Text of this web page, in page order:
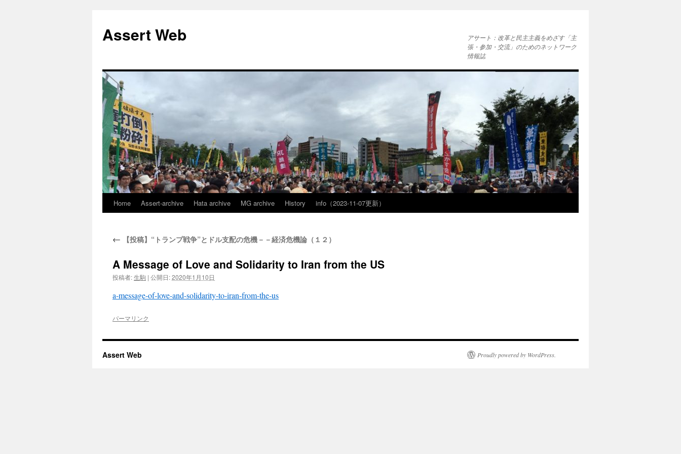
テ
ン
ス
キ
ッ
プ
Assert Web
アサート：改革と民主主義をめざす「主
張・参加・交流」のためのネットワーク
情報誌
Home Assert-archive Hata archive MG archive History info（2023-11-07更新）
← 【投稿】“トランプ戦争”とドル支配の危機－－経済危機論（１２）
A Message of Love and Solidarity to Iran from the US
投稿者:生駒 | 公開日:2020年1月10日
a-message-of-love-and-solidarity-to-iran-from-the-us
パーマリンク
Assert Web Proudly powered by WordPress.